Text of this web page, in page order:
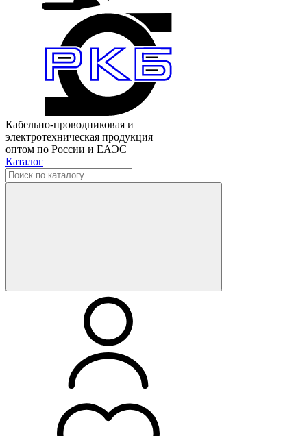
Кабельно-проводниковая и
электротехническая продукция
оптом по России и ЕАЭС
Каталог